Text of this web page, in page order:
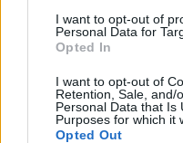
consent section.
I want to opt-out of
Personal Data for
Opted In
I want to opt-out of
Retention, Sale, and/
Personal Data that Is
Purposes for which it
Opted Out
L'attesa /Un estate di